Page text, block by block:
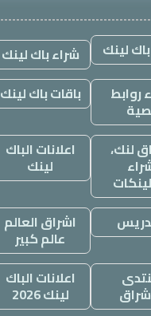
لينك
شراء باك لينك
روابط
باقات باك لينك
لنك، اعلانات الباك
لينك
اشراق العالم
عالم كبير
اعلانات الباك
لينك 2026